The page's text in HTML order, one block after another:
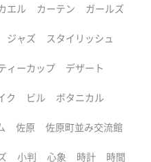
エル カーテン ガールズ
ジャズ スタイリッシュ
ィーカップ デザート
ク ビル ボタニカル
佐原 佐原町並み交流館
小判 心象 時計 時間